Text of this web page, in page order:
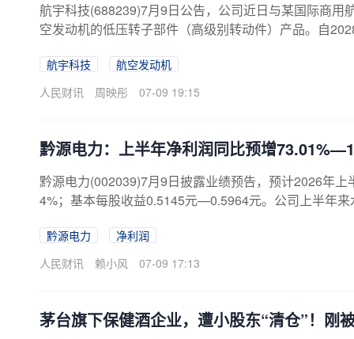
航宇科技(688239)7月9日公告，公司近日与某国际商
空发动机的低压转子部件（高级别转动件）产品。自
航宇科技
航空发动机
人民财讯
周映彤 07-09 19:15
黔源电力：上半年净利润同比预增
黔源电力(002039)7月9日披露业绩预告，预计2026年
4%；基本每股收益0.5145元—0.5964元。公司上半年
黔源电力
净利润
人民财讯
赖小风 07-09 17:13
茅台旗下保健酒企业，遭小股东“清仓”！刚